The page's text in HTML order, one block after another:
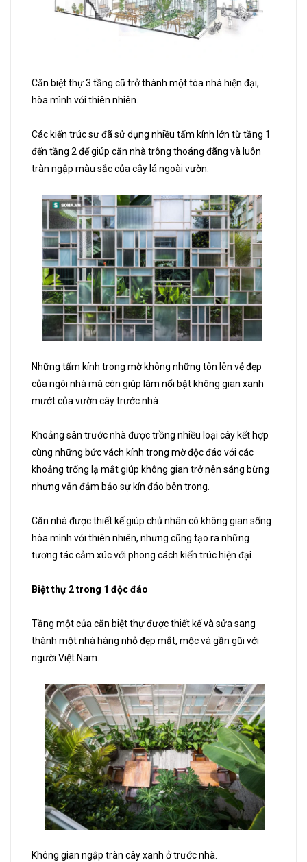
Căn biệt thự 3 tầng cũ trở thành một tòa nhà hiện đại,
hòa mình với thiên nhiên.
Các kiến trúc sư đã sử dụng nhiều tấm kính lớn từ tầng 1
đến tầng 2 để giúp căn nhà trông thoáng đãng và luôn
tràn ngập màu sắc của cây lá ngoài vườn.
Những tấm kính trong mờ không những tôn lên vẻ đẹp
của ngôi nhà mà còn giúp làm nổi bật không gian xanh
mướt của vườn cây trước nhà.
Khoảng sân trước nhà được trồng nhiều loại cây kết hợp
cùng những bức vách kính trong mờ độc đáo với các
khoảng trống lạ mắt giúp không gian trở nên sáng bừng
nhưng vẫn đảm bảo sự kín đáo bên trong.
Căn nhà được thiết kế giúp chủ nhân có không gian sống
hòa mình với thiên nhiên, nhưng cũng tạo ra những
tương tác cảm xúc với phong cách kiến trúc hiện đại.
Biệt thự 2 trong 1 độc đáo
Tầng một của căn biệt thự được thiết kế và sửa sang
thành một nhà hàng nhỏ đẹp mắt, mộc và gần gũi với
người Việt Nam.
Không gian ngập tràn cây xanh ở trước nhà.